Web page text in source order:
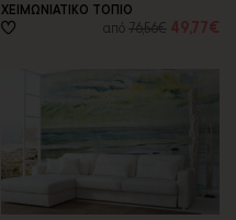
ΧΕΙΜΩΝΙΑΤΙΚΟ ΤΟΠΙΟ
από76,56€ 49,77€